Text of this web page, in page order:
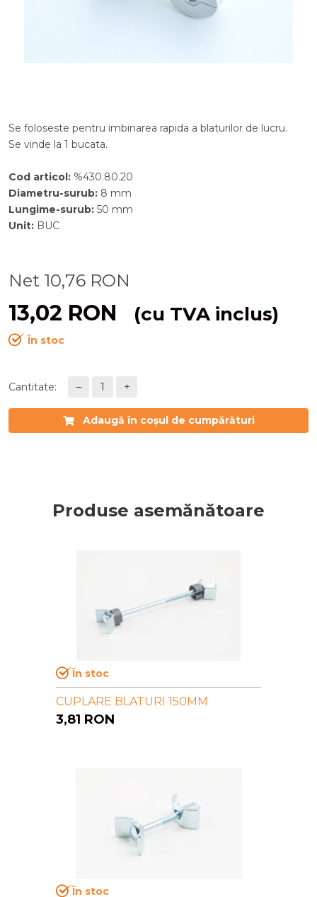
Se foloseste pentru imbinarea rapida a blaturilor de lucru.
Se vinde la 1 bucata.
Cod articol : %430.80.20
Diametru-surub: 8 mm
Lungime-surub: 50 mm
Unit: BUC
Net 10,76 RON
13,02 RON (cu TVA inclus)
În stoc
Cantitate: – 1 +
Adaugă în coșul de cumpărături
Produse asemănătoare
În stoc
CUPLARE BLATURI 150MM
3,81 RON
În stoc